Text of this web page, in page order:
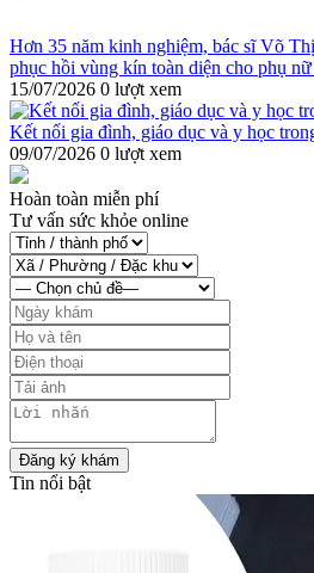
Hơn 35 năm kinh nghiệm, bác sĩ Võ
phục hồi vùng kín toàn diện cho phụ
15/07/2026 0 lượt xem
Kết nối gia đình, giáo dục và y học
09/07/2026 0 lượt xem
Hoàn toàn miễn phí
Tư vấn sức khỏe online
Đăng ký khám
Tin nổi bật